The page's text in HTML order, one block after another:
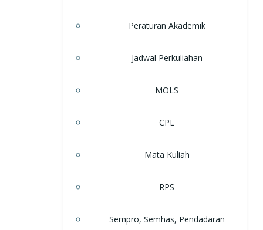
Peraturan Akademik
Jadwal Perkuliahan
MOLS
CPL
Mata Kuliah
RPS
Sempro, Semhas, Pendadaran